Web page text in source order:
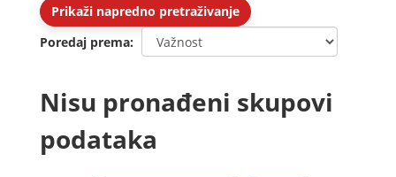
Prikaži napredno pretraživanje
Poredaj prema
Nisu pronađeni skupovi
podataka